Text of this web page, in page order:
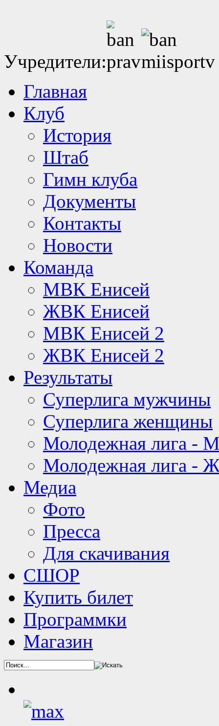
Учредители:
Главная
Клуб
История
Штаб
Гимн клуба
Документы
Контакты
Новости
Команда
МВК Енисей
ЖВК Енисей
МВК Енисей 2
ЖВК Енисей 2
Результаты
Суперлига мужчины
Суперлига женщины
Молодежная лига -
Молодежная лига -
Медиа
Фото
Пресса
Для скачивания
СШОР
Купить билет
Программки
Магазин